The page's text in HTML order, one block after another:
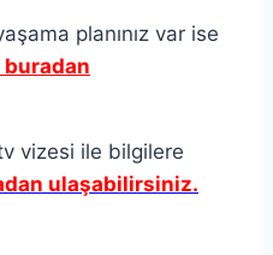
planınız var ise
buradan
vizesi ile bilgilere
ulaşabilirsiniz.